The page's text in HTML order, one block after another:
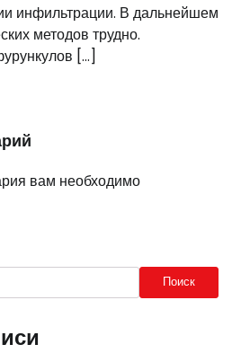
инфильтрации. В дальнейшем
методов трудно.
[…]
вам необходимо
Поиск